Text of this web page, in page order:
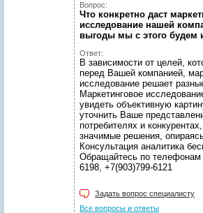
Вопрос:
Что конкретно даст
исследование нашей
выгоды мы c этого будем
Ответ:
В зависимости от целей,
перед Вашей компанией,
исследование решает
Маркетинговое
увидеть объективную
уточнить Ваше
потребителях и
значимые решения,
Консультация аналитика
Обращайтесь по телефонам
6198, +7(903)799-6121
Задать вопрос специалисту
Все вопросы и ответы